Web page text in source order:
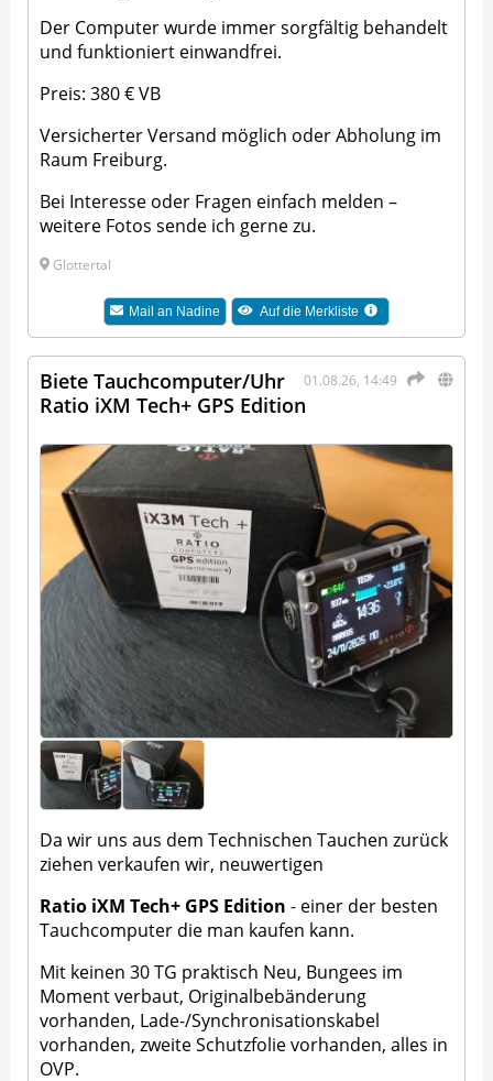
Der Computer wurde immer sorgfältig behandelt
und funktioniert einwandfrei.
Preis: 380 € VB
Versicherter Versand möglich oder Abholung im
Raum Freiburg.
Bei Interesse oder Fragen einfach melden –
weitere Fotos sende ich gerne zu.
Glottertal
Mail an Nadine Auf die Merkliste
01.08.26, 14:49
Biete Tauchcomputer/Uhr
Ratio iXM Tech+ GPS Edition
Da wir uns aus dem Technischen Tauchen zurück
ziehen verkaufen wir, neuwertigen
Ratio iXM Tech+ GPS Edition- einer der besten
Tauchcomputer die man kaufen kann.
Mit keinen 30 TG praktisch Neu, Bungees im
Moment verbaut, Originalbebänderung
vorhanden, Lade-/Synchronisationskabel
vorhanden, zweite Schutzfolie vorhanden, alles in
OVP.